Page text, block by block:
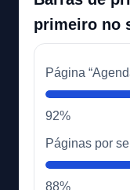
primeiro no
Página
92%
Páginas por
88%